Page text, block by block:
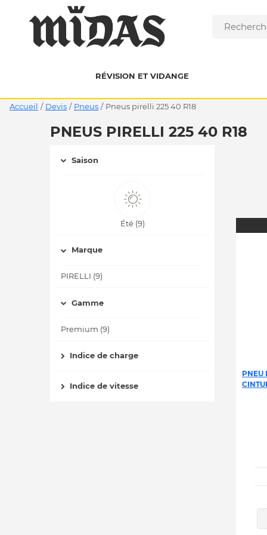
RÉVISION ET VIDANGE
Accueil / Devis / Pneus / pneus pirelli 225 40 R18
PNEUS PIRELLI 225 40 R18
Saison
Été (9)
Marque
PIRELLI (9)
Gamme
Premium (9)
Indice de charge
Indice de vitesse
PNEU